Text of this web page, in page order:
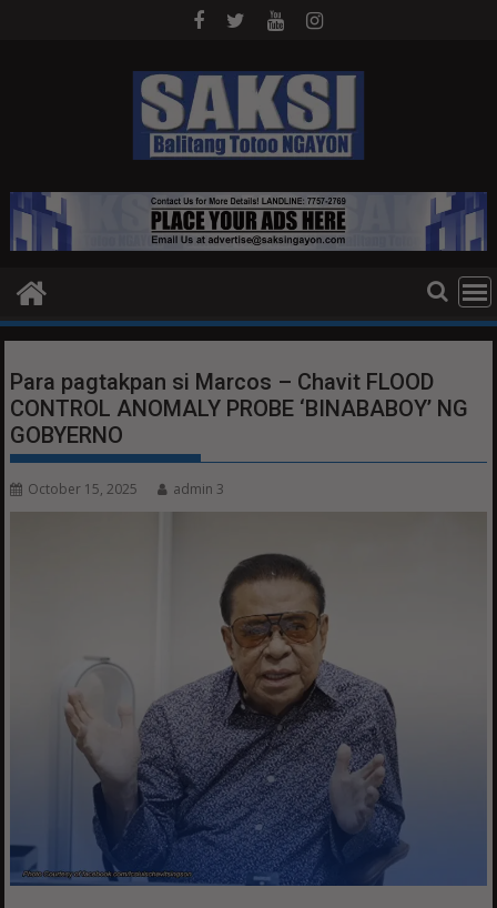
Para pagtakpan si Marcos – Chavit FLOOD
CONTROL ANOMALY PROBE ‘BINABABOY’ NG
GOBYERNO
October 15, 2025 admin 3